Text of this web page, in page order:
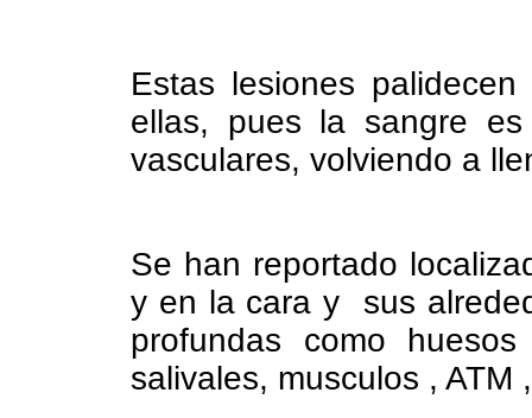
Estas lesiones
ellas, pues la sangre
vasculares, volviendo a
Se han reportado
y en la cara y sus
profundas como
salivales, musculos ,